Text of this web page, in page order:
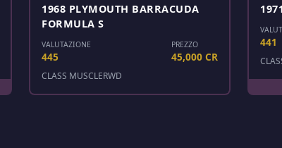
1968 PLYMOUTH BARRACUDA
FORMULA S
VALUTAZIONE
445
PREZZO
45,000 CR
CLASS MUSCLERWD
441